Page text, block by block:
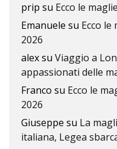
prip su Ecco le
Emanuele su Ecco le
2026
alexsu Viaggio a
appassionati delle
Franco su Ecco le
2026
Giuseppe su La
italiana, Legea